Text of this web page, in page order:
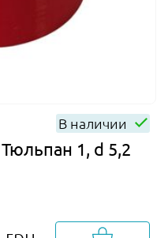
В наличии
1, d 5,2